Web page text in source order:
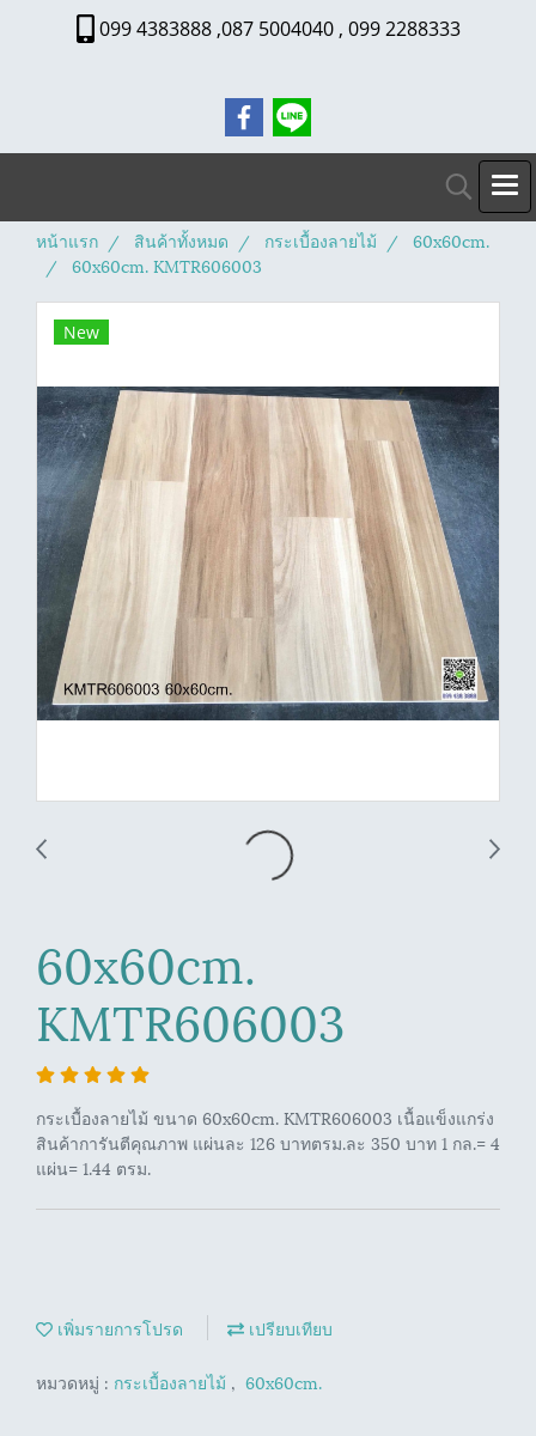
099 4383888 ,087 5004040 , 099 2288333
หน้าแรก สินค้าทั้งหมด กระเบื้องลายไม้
60x60cm.
60x60cm. KMTR606003
New
60x60cm.
KMTR606003
กระเบื้องลายไม้ ขนาด 60x60cm. KMTR606003 เนื้อแข็งแกร่ง
สินค้าการันตีคุณภาพ แผ่นละ 126 บาทตรม.ละ 350 บาท 1 กล.= 4
แผ่น= 1.44 ตรม.
เพิ่มรายการโปรด เปรียบเทียบ
หมวดหมู่ : กระเบื้องลายไม้ , 60x60cm.